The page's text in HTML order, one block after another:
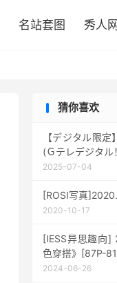
名站套图 秀人
猜你喜欢
【デジタル限
(Ｇテレデジタル
2025-07-04
[ROSI写真
2020-10-17
[IESS异思趣向]
色穿搭》[87P-
2024-06-26